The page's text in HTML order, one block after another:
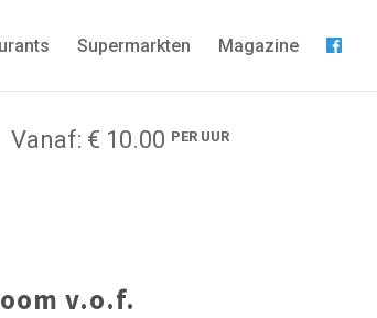
Supermarkten Magazine
Vanaf: € 10.00 PER UUR
v.o.f.